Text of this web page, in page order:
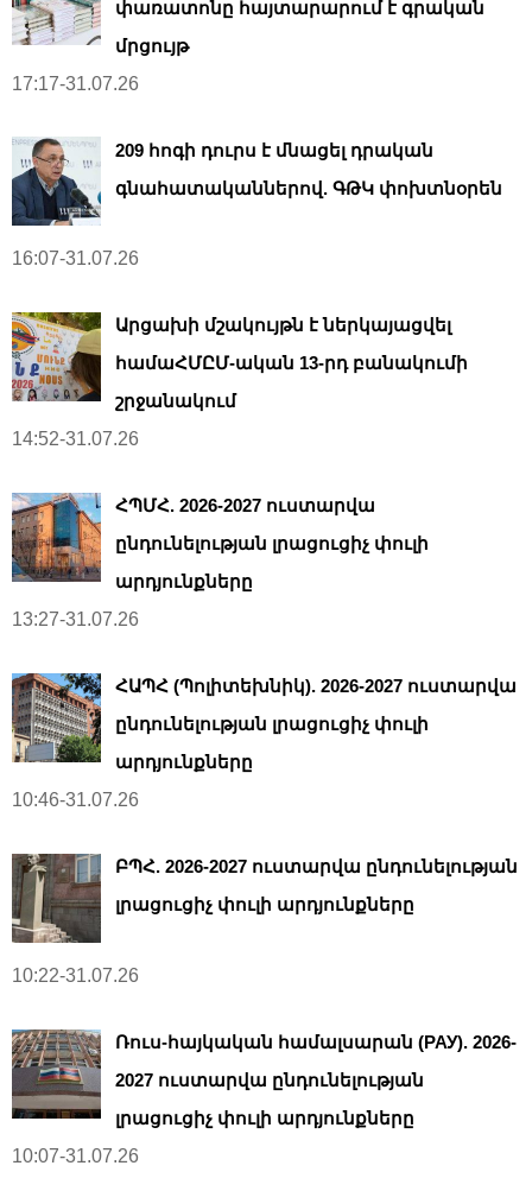
փառատոնը հայտարարում է գրական
մրցույթ
17:17-31.07.26
209 հոգի դուրս է մնացել դրական
գնահատականներով. ԳԹԿ փոխտնօրեն
16:07-31.07.26
Արցախի մշակույթն է ներկայացվել
համաՀՄԸՄ-ական 13-րդ բանակումի
շրջանակում
14:52-31.07.26
ՀՊՄՀ. 2026-2027 ուստարվա
ընդունելության լրացուցիչ փուլի
արդյունքները
13:27-31.07.26
ՀԱՊՀ (Պոլիտեխնիկ). 2026-2027 ուստարվա
ընդունելության լրացուցիչ փուլի
արդյունքները
10:46-31.07.26
ԲՊՀ. 2026-2027 ուստարվա ընդունելության
լրացուցիչ փուլի արդյունքները
10:22-31.07.26
Ռուս-հայկական համալսարան (РАУ). 2026-
2027 ուստարվա ընդունելության
լրացուցիչ փուլի արդյունքները
10:07-31.07.26